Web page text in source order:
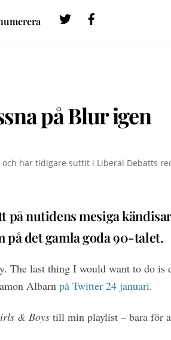
Twitter
på Blur igen
har tidigare suttit i Liberal Debatts
på nutidens mesiga
på det gamla goda 90-talet.
The last thing I would want to do
Albarn på Twitter 24 januari.
& Boystill min playlist – bara för